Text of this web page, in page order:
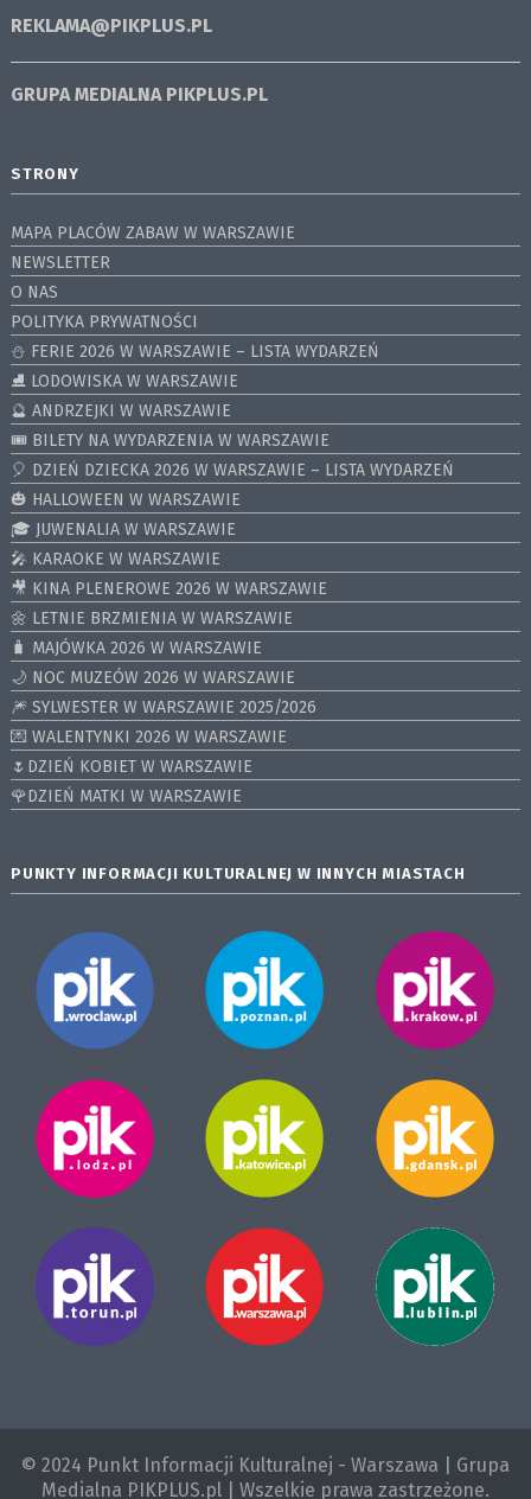
REKLAMA@PIKPLUS.PL
GRUPA MEDIALNA PIKPLUS.PL
STRONY
MAPA PLACÓW ZABAW W WARSZAWIE
NEWSLETTER
O NAS
POLITYKA PRYWATNOŚCI
⛄️ FERIE 2026 W WARSZAWIE – LISTA WYDARZEŃ
⛸ LODOWISKA W WARSZAWIE
🔮 ANDRZEJKI W WARSZAWIE
🎟️ BILETY NA WYDARZENIA W WARSZAWIE
🎈 DZIEŃ DZIECKA 2026 W WARSZAWIE – LISTA WYDARZEŃ
🎃 HALLOWEEN W WARSZAWIE
🎓 JUWENALIA W WARSZAWIE
🎤 KARAOKE W WARSZAWIE
🎥 KINA PLENEROWE 2026 W WARSZAWIE
🌼 LETNIE BRZMIENIA W WARSZAWIE
🧳 MAJÓWKA 2026 W WARSZAWIE
🌙 NOC MUZEÓW 2026 W WARSZAWIE
🎆 SYLWESTER W WARSZAWIE 2025/2026
💌 WALENTYNKI 2026 W WARSZAWIE
🌷DZIEŃ KOBIET W WARSZAWIE
🌹DZIEŃ MATKI W WARSZAWIE
PUNKTY INFORMACJI KULTURALNEJ W INNYCH MIASTACH
© 2024 Punkt Informacji Kulturalnej - Warszawa | Grupa
Medialna PIKPLUS.pl | Wszelkie prawa zastrzeżone.